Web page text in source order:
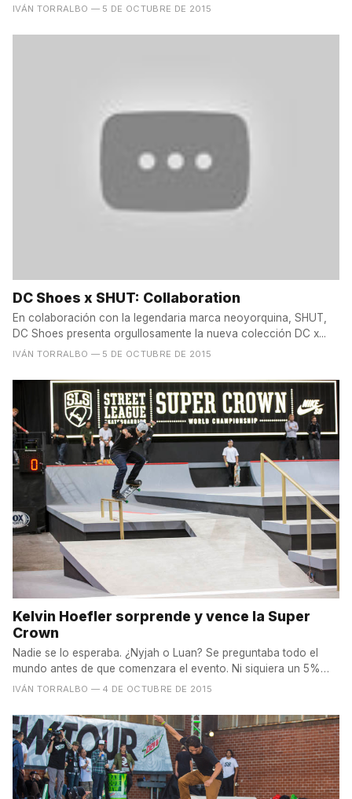
IVÁN TORRALBO — 5 DE OCTUBRE DE 2015
DC Shoes x SHUT: Collaboration
En colaboración con la legendaria marca neoyorquina, SHUT,
DC Shoes presenta orgullosamente la nueva colección DC x...
IVÁN TORRALBO — 5 DE OCTUBRE DE 2015
Kelvin Hoefler sorprende y vence la Super
Crown
Nadie se lo esperaba. ¿Nyjah o Luan? Se preguntaba todo el
mundo antes de que comenzara el evento. Ni siquiera un 5%
de...
IVÁN TORRALBO — 4 DE OCTUBRE DE 2015